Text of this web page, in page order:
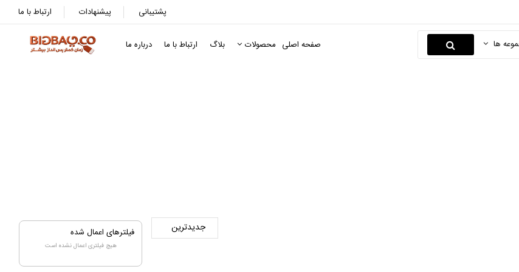
ارتباط با ما پیشنهادات پشتیبانی
صفحه اصلی محصولات بلاگ ارتباط با ما درباره ما ها
فیلترهای اعمال شده
هیچ فیلتری اعمال نشده است